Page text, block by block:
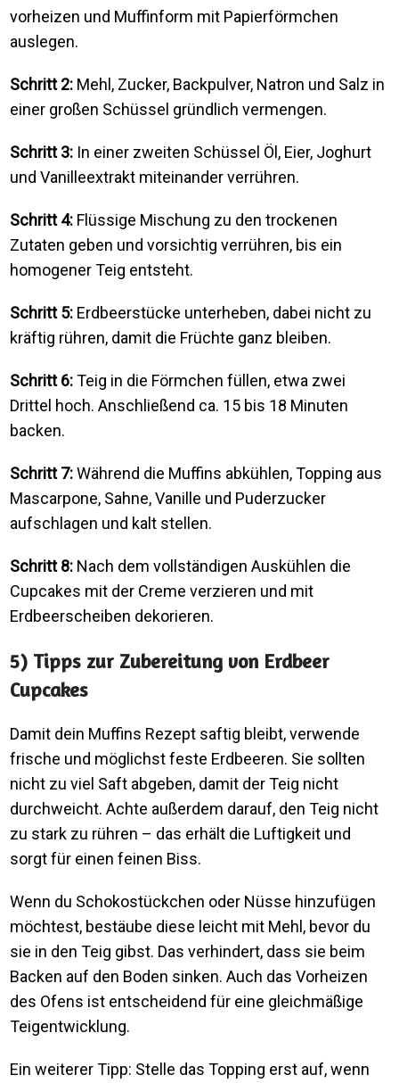
vorheizen und Muffinform mit Papierförmchen
auslegen.
Schritt 2: Mehl, Zucker, Backpulver, Natron und Salz in
einer großen Schüssel gründlich vermengen.
Schritt 3: In einer zweiten Schüssel Öl, Eier, Joghurt
und Vanilleextrakt miteinander verrühren.
Schritt 4: Flüssige Mischung zu den trockenen
Zutaten geben und vorsichtig verrühren, bis ein
homogener Teig entsteht.
Schritt 5: Erdbeerstücke unterheben, dabei nicht zu
kräftig rühren, damit die Früchte ganz bleiben.
Schritt 6:Teig in die Förmchen füllen, etwa zwei
Drittel hoch. Anschließend ca. 15 bis 18 Minuten
backen.
Schritt 7:Während die Muffins abkühlen, Topping aus
Mascarpone, Sahne, Vanille und Puderzucker
aufschlagen und kalt stellen.
Schritt 8: Nach dem vollständigen Auskühlen die
Cupcakes mit der Creme verzieren und mit
Erdbeerscheiben dekorieren.
5) Tipps zur Zubereitung von Erdbeer
Cupcakes
Damit dein Muffins Rezept saftig bleibt, verwende
frische und möglichst feste Erdbeeren. Sie sollten
nicht zu viel Saft abgeben, damit der Teig nicht
durchweicht. Achte außerdem darauf, den Teig nicht
zu stark zu rühren – das erhält die Luftigkeit und
sorgt für einen feinen Biss.
Wenn du Schokostückchen oder Nüsse hinzufügen
möchtest, bestäube diese leicht mit Mehl, bevor du
sie in den Teig gibst. Das verhindert, dass sie beim
Backen auf den Boden sinken. Auch das Vorheizen
des Ofens ist entscheidend für eine gleichmäßige
Teigentwicklung.
Ein weiterer Tipp: Stelle das Topping erst auf, wenn